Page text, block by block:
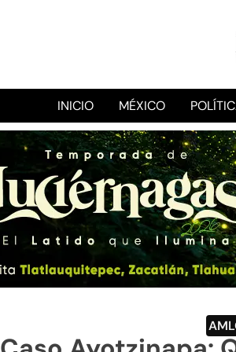
INICIO MÉXICO